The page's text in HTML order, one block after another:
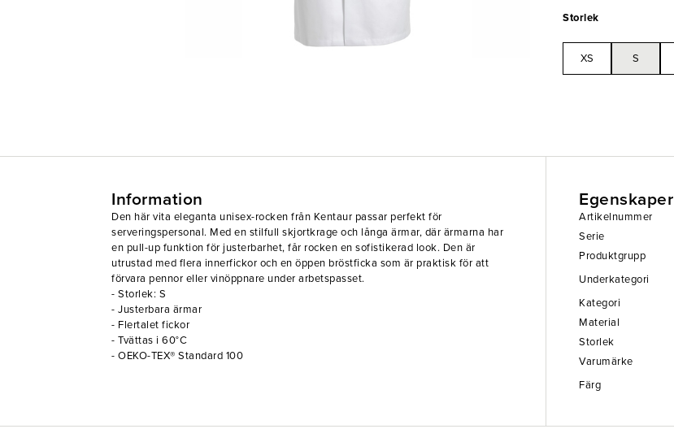
Storlek
XS S
Information
Den här vita eleganta unisex-rocken från Kentaur passar perfekt för
serveringspersonal. Med en stilfull skjortkrage och långa ärmar, där ärmarna har
en pull-up funktion för justerbarhet, får rocken en sofistikerad look. Den är
utrustad med flera innerfickor och en öppen bröstficka som är praktisk för att
förvara pennor eller vinöppnare under arbetspasset.
- Storlek: S
- Justerbara ärmar
- Flertalet fickor
- Tvättas i 60°C
- OEKO-TEX® Standard 100
Egenskaper
Artikelnummer
Serie
Produktgrupp
Underkategori
Kategori
Material
Storlek
Varumärke
Färg